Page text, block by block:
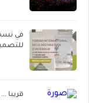
في
قريبا